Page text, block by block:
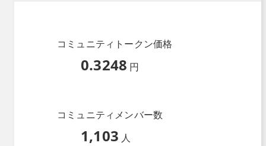
コミュニティトークン価格
0.3248 円
コミュニティメンバー数
1,103 人